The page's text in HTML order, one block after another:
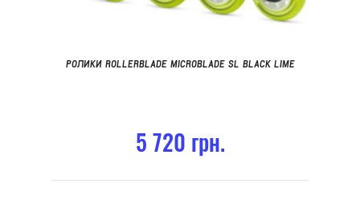
РОЛИКИ ROLLERBLADE MICROBLADE SL BLACK LIME
5 720 грн.